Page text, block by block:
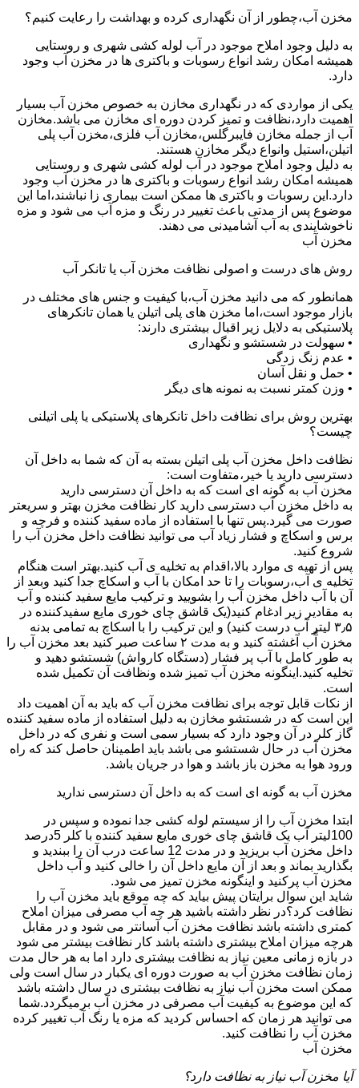
مخزن آب،چطور از آن نگهداری کرده و بهداشت را رعایت کنیم؟
به دلیل وجود املاح موجود در آب لوله کشی شهری و روستایی
همیشه امکان رشد انواع رسوبات و باکتری ها در مخزن آب وجود
دارد.
یکی از مواردی که در نگهداری مخازن به خصوص مخزن آب بسیار
اهمیت دارد،نظافت و تمیز کردن دوره ای مخازن می باشد.مخازن
آب از جمله مخازن فایبرگلس،مخازن آب فلزی،مخزن آب پلی
اتیلن،استیل وانواع دیگر مخازن هستند.
به دلیل وجود املاح موجود در آب لوله کشی شهری و روستایی
همیشه امکان رشد انواع رسوبات و باکتری ها در مخزن آب وجود
دارد.این رسوبات و باکتری ها ممکن است بیماری زا نباشند،اما این
موضوع پس از مدتی باعث تغییر در رنگ و مزه آب می شود و مزه
ناخوشایندی به آب آشامیدنی می دهند.
مخزن آب
روش های درست و اصولی نظافت مخزن آب یا تانکر آب
همانطور که می دانید مخزن آب،با کیفیت و جنس های مختلف در
بازار موجود است،اما مخزن های پلی اتیلن یا همان تانکرهای
پلاستیکی به دلایل زیر اقبال بیشتری دارند:
• سهولت در شستشو و نگهداری
• عدم زنگ زدگی
• حمل و نقل آسان
• وزن کمتر نسبت به نمونه های دیگر
بهترین روش برای نظافت داخل تانکرهای پلاستیکی یا پلی اتیلنی
چیست؟
نظافت داخل مخزن آب پلی اتیلن بسته به آن که شما به داخل آن
دسترسی دارید یا خیر،متفاوت است:
مخزن آب به گونه ای است که به داخل آن دسترسی دارید
به داخل مخزن آب دسترسی دارید کار نظافت مخزن بهتر و سریعتر
صورت می گیرد.پس تنها با استفاده از ماده سفید کننده و فرچه و
برس و اسکاچ و فشار زیاد آب می توانید نظافت داخل مخزن آب را
شروع کنید.
پس از تهیه ی موارد بالا،اقدام به تخلیه ی آب کنید.بهتر است هنگام
تخلیه ی آب،رسوبات را تا حد امکان با آب و اسکاچ جدا کنید وبعد از
آن با آب داخل مخزن آب را بشویید و ترکیب مایع سفید کننده و آب
به مقادیر زیر ادغام کنید(یک قاشق چای خوری مایع سفیدکننده در
۳٫۵ لیتر آب درست کنید) و این ترکیب را با اسکاچ به تمامی بدنه
مخزن آّب آغشته کنید و به مدت ۲ ساعت صبر کنید بعد مخزن آب را
به طور کامل با آب پر فشار (دستگاه کارواش) شستشو دهید و
تخلیه کنید.اینگونه مخزن آب تمیز شده ونظافت آن تکمیل شده
است.
از نکات قابل توجه برای نظافت مخزن آب که باید به آن اهمیت داد
این است که در شستشو مخازن به دلیل استفاده از ماده سفید کننده
گاز کلر در آن وجود دارد که بسیار سمی است و نفری که در داخل
مخزن آب در حال شستشو می باشد باید اطمینان حاصل کند که راه
ورود هوا به مخزن باز باشد و هوا در جریان باشد.
مخزن آب به گونه ای است که به داخل آن دسترسی ندارید
ابتدا مخزن آب را از سیستم لوله کشی جدا نموده و سپس در
100لیتر آب یک قاشق چای خوری مایع سفید کننده با کلر 5درصد
داخل مخزن آب بریزید و در مدت 12 ساعت درب آن را ببندید و
بگذارید بماند و بعد از آن مایع داخل آن را خالی کنید و آب داخل
مخزن آب پرکنید و اینگونه مخزن تمیز می شود.
شاید این سوال برایتان پیش بیاید که چه موقع باید مخزن آب را
نظافت کرد؟در نظر داشته باشید هر چه آب مصرفی میزان املاح
کمتری داشته باشد نظافت مخزن آب آسانتر می شود و در مقابل
هرچه میزان املاح بیشتری داشته باشد کار نظافت بیشتر می شود
در بازه زمانی معین نیاز به نظافت بیشتری دارد اما به هر حال مدت
زمان نظافت مخزن آب به صورت دوره ای یکبار در سال است ولی
ممکن است مخزن آب نیاز به نظافت بیشتری در سال داشته باشد
که این موضوع به کیفیت آب مصرفی در مخزن آب برمیگردد.شما
می توانید هر زمان که احساس کردید که مزه یا رنگ آب تغییر کرده
مخزن آب را نظافت کنید.
مخزن آب
آیا مخزن آب نیاز به نظافت دارد؟